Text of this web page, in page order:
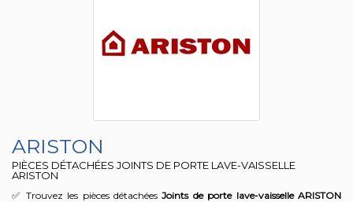
ARISTON
PIÈCES DÉTACHÉES JOINTS DE PORTE LAVE-VAISSELLE
ARISTON
✅ Trouvez les pièces détachéesJoints de porte lave-vaisselle ARISTON